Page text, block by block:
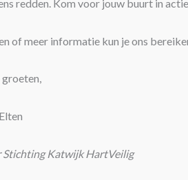
redden. Kom voor jouw buurt in
of meer informatie kun je ons
Stichting Katwijk HartVeilig